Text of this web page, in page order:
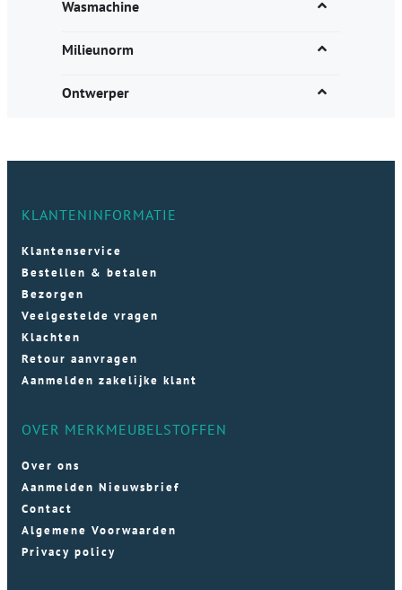
Wasmachine
Milieunorm
Ontwerper
KLANTENINFORMATIE
Klantenservice
Bestellen & betalen
Bezorgen
Veelgestelde vragen
Klachten
Retour aanvragen
Aanmelden zakelijke klant
OVER MERKMEUBELSTOFFEN
Over ons
Aanmelden Nieuwsbrief
Contact
Algemene Voorwaarden
Privacy policy